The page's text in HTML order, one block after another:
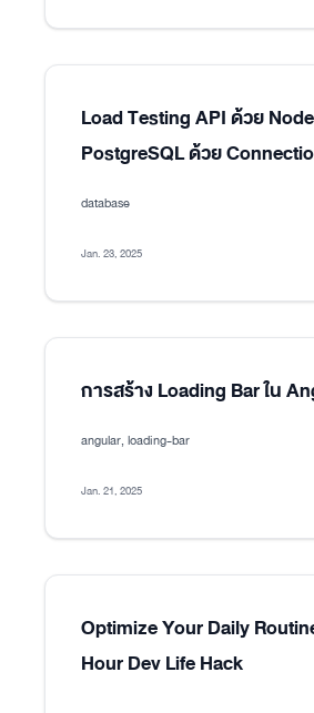
Load Testing API ด้วย
PostgreSQL ด้วย
database
Jan. 23, 2025
การสร้าง Loading Bar ใน
angular, loading-bar
Jan. 21, 2025
Optimize Your Daily
Hour Dev Life Hack